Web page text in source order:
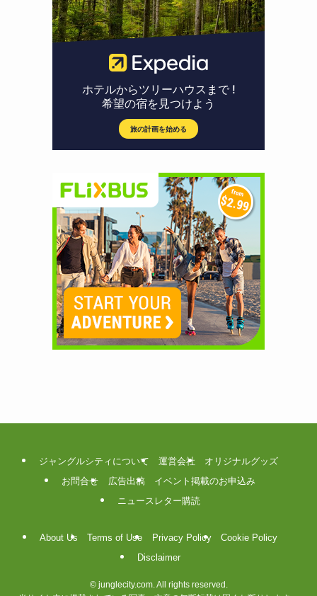
ジャングルシティについて 運営会社
オリジナルグッズ
お問合せ
広告出稿
イベント掲載のお申込み
ニュースレター購読
About Us Terms of Use Privacy Policy
Cookie Policy
Disclaimer
©junglecity.com. All rights reserved.